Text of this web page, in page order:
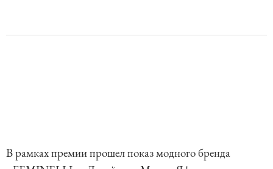
В рамках премии прошел показ модного бренда